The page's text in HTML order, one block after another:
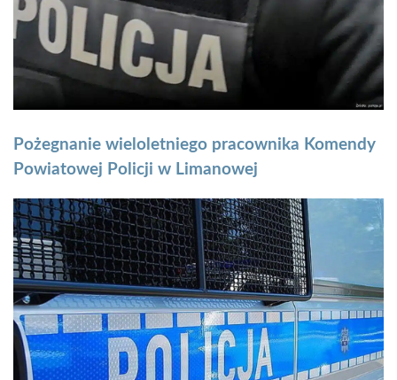
Pożegnanie wieloletniego pracownika Komendy
Powiatowej Policji w Limanowej